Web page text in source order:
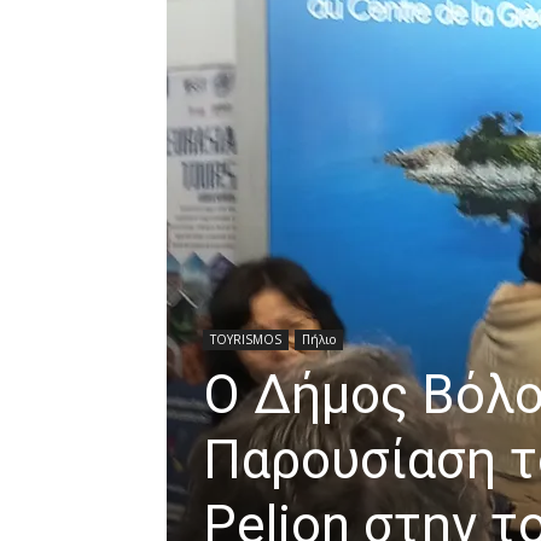
TOYRISMOS Πήλιο
Ο Δήμος
Παρουσίαση
Pelion στην